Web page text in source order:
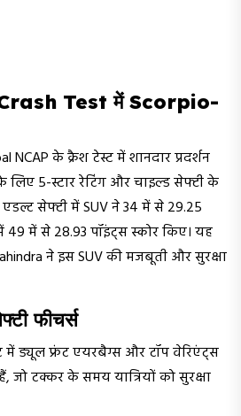
Test में Scorpio-
NCAP के क्रैश टेस्ट में शानदार प्रदर्शन
लिए 5-स्टार रेटिंग और चाइल्ड सेफ्टी के
एडल्ट सेफ्टी में SUV ने 34 में से 29.25
में से 28.93 पॉइंट्स स्कोर किए। यह
ने इस SUV की मजबूती और सुरक्षा
फीचर्स
में ड्यूल फ्रंट एयरबैग्स और टॉप वेरिएंट्स
टक्कर के समय यात्रियों को सुरक्षा